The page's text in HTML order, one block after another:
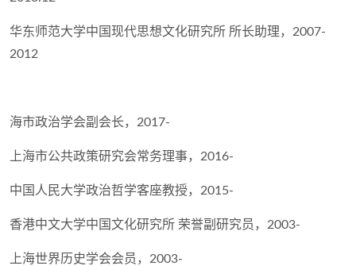
华东师范大学中国现代思想文化研究所 所长助理，2007-
2012
海市政治学会副会长，2017-
上海市公共政策研究会常务理事，2016-
中国人民大学政治哲学客座教授，2015-
香港中文大学中国文化研究所 荣誉副研究员，2003-
上海世界历史学会会员，2003-